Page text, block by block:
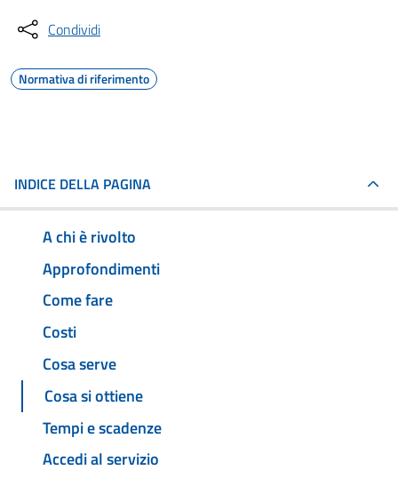
Condividi
Normativa di riferimento
INDICE DELLA PAGINA
A chi è rivolto
Approfondimenti
Come fare
Costi
Cosa serve
Cosa si ottiene
Tempi e scadenze
Accedi al servizio